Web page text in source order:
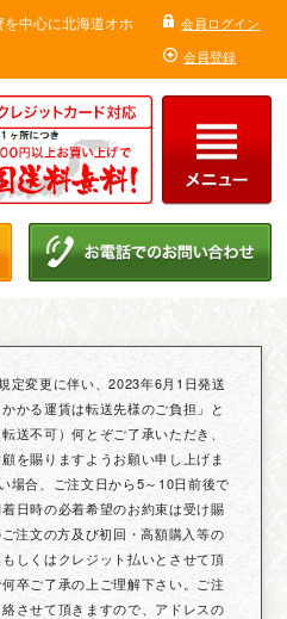
中心に北海道オホ
会員ログイン
会員登録
定変更に伴い、2023年6月1日発送
かる運賃は転送先様のご負担」と
送不可）何とぞご了承いただき、
を賜りますようお願い申し上げま
場合、ご注文日から5～10日前後で
日時の必着希望のお約束は受け賜
注文の方及び初回・高額購入等の
しくはクレジット払いとさせて頂
卒ご了承の上ご理解下さい。ご注
させて頂きますので、アドレスの